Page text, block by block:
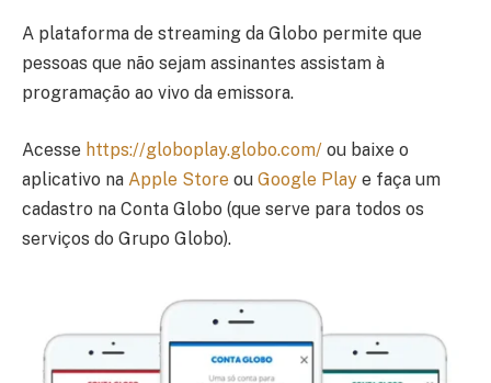
A plataforma de streaming da Globo permite que
pessoas que não sejam assinantes assistam à
programação ao vivo da emissora.
Acesse https://globoplay.globo.com/ ou baixe o
aplicativo na Apple Store ou Google Play e faça um
cadastro na Conta Globo (que serve para todos os
serviços do Grupo Globo).